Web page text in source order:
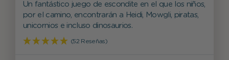
Un fantástico juego de escondite en el que los niños,
por el camino, encontrarán a Heidi, Mowgli, piratas,
unicornios e incluso dinosaurios.
(52 Reseñas)